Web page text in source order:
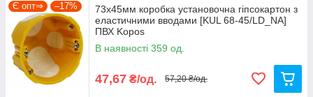
Є опт⇒ –17%
73х45мм коробка установочна гіпсокартон з
еластичними вводами [KUL 68-45/LD_NA]
ПВХ Kopos
В наявності 359 од.
47,67 ₴/од. 57,20 ₴/од.